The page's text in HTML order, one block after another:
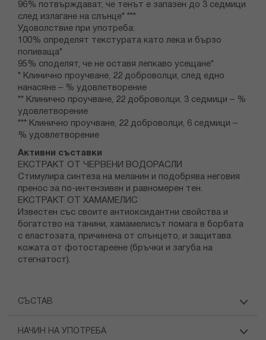
96% потвърждават, че тенът е запазен до 3 седмици
след излагане на слънце* ***
Удоволствие при употреба:
100% определят текстурата като лека и бързо
попиваща*
95% споделят, че не оставя лепкаво усещане*
* Клинично проучване, 22 доброволци, след едно
нанасяне – % удовлетворение
** Клинично проучване, 22 доброволци, 3 седмици – %
удовлетворение
*** Клинично проучване, 22 доброволци, 6 седмици –
% удовлетворение
Активни съставки
ЕКСТРАКТ ОТ ЧЕРВЕНИ ВОДОРАСЛИ
Стимулира синтеза на меланин и подобрява неговия
пренос за по-интензивен и равномерен тен.
ЕКСТРАКТ ОТ ХАМАМЕЛИС
Известен със своите антиоксидантни свойства и
богатство на танини, хамамелисът помага в борбата
с еластозата, причинена от слънцето, и защитава
кожата от фотостареене (бръчки и загуба на
стегнатост).
СЪСТАВ
НАЧИН НА УПОТРЕБА